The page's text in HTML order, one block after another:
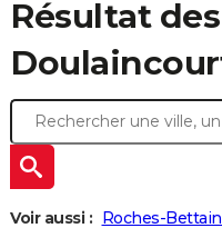
Résultat
Voir aussi : Roches-